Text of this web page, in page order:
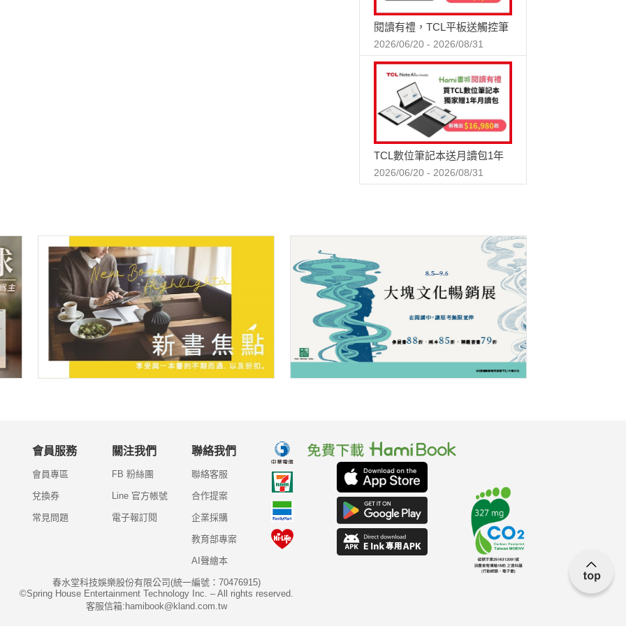
閱讀有禮，TCL平板送觸控筆
2026/06/20 - 2026/08/31
TCL數位筆記本送月讀包1年
2026/06/20 - 2026/08/31
會員服務
會員專區
兌換券
常見問題
關注我們
FB 粉絲團
Line 官方帳號
電子報訂閱
聯絡我們
聯絡客服
合作提案
企業採購
教育部專案
AI聲繪本
春水堂科技娛樂股份有限公司(統一編號：70476915)
©Spring House Entertainment Technology Inc. – All rights reserved.
客服信箱:hamibook@kland.com.tw